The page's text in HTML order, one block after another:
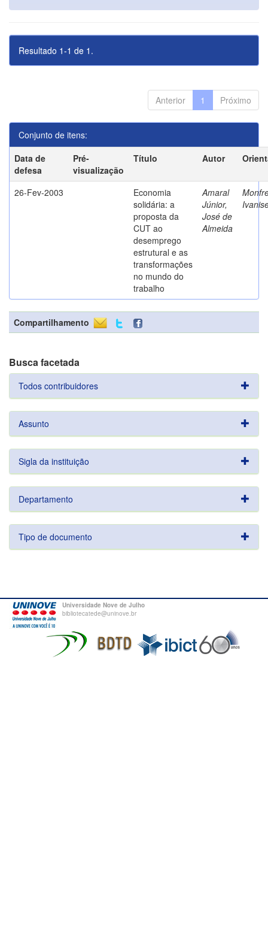
Resultado 1-1 de 1.
Anterior 1 Próximo
Conjunto de itens:
Data de
defesa
Pré-
visualização
Título Autor
26-Fev-2003
Economia
solidária: a
proposta da
CUT ao
desemprego
estrutural e as
transformações
no mundo do
trabalho
Amaral
Júnior,
José de
Almeida
Compartilhamento
Busca facetada
Todos contribuidores
Assunto
Sigla da instituição
Departamento
Tipo de documento
Universidade Nove de Julho
bibliotecatede@uninove.br